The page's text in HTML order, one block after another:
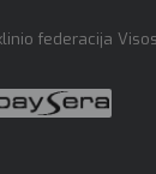
federacija